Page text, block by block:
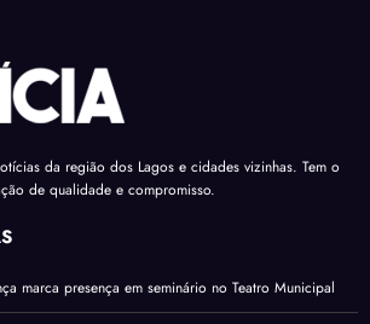
da região dos Lagos e cidades vizinhas. Tem o
de qualidade e compromisso.
marca presença em seminário no Teatro Municipal